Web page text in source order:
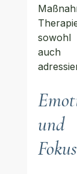
auch
und
Fokus